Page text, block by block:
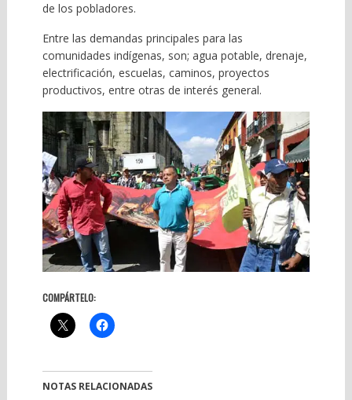
de los pobladores.
Entre las demandas principales para las
comunidades indígenas, son; agua potable, drenaje,
electrificación, escuelas, caminos, proyectos
productivos, entre otras de interés general.
COMPÁRTELO:
NOTAS RELACIONADAS